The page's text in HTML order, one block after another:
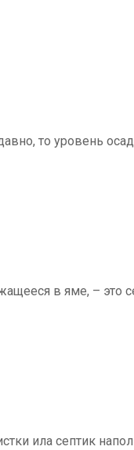
то уровень
в яме, –
ила септик